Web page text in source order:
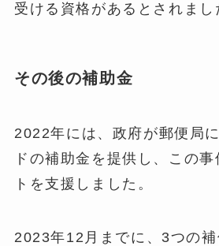
受ける資格があるとされまし
その後の補助金
2022年には、政府が郵便局
ドの補助金を提供し、この
トを支援しました。
2023年12月までに、3つの